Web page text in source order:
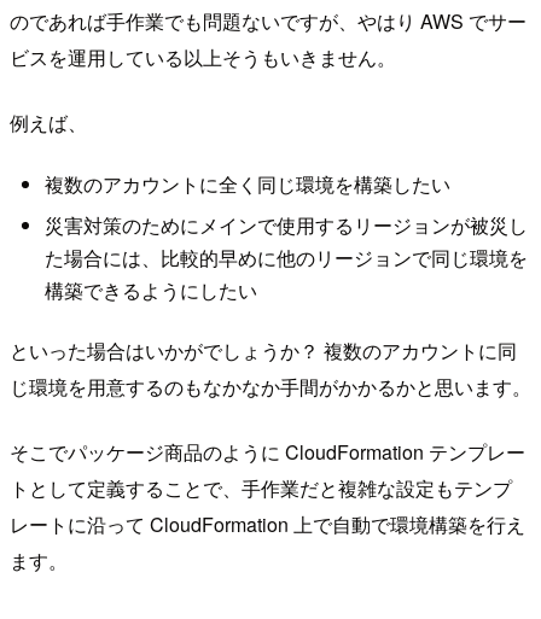
のであれば手作業でも問題ないですが、やはり AWS でサー
ビスを運用している以上そうもいきません。
例えば、
複数のアカウントに全く同じ環境を構築したい
災害対策のためにメインで使用するリージョンが被災し
た場合には、比較的早めに他のリージョンで同じ環境を
構築できるようにしたい
といった場合はいかがでしょうか？ 複数のアカウントに同
じ環境を用意するのもなかなか手間がかかるかと思います。
そこでパッケージ商品のように CloudFormation テンプレー
トとして定義することで、手作業だと複雑な設定もテンプ
レートに沿って CloudFormation 上で自動で環境構築を行え
ます。